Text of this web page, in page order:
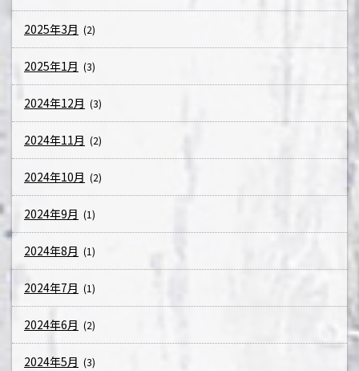
2025年3月 (2)
2025年1月 (3)
2024年12月 (3)
2024年11月 (2)
2024年10月 (2)
2024年9月 (1)
2024年8月 (1)
2024年7月 (1)
2024年6月 (2)
2024年5月 (3)